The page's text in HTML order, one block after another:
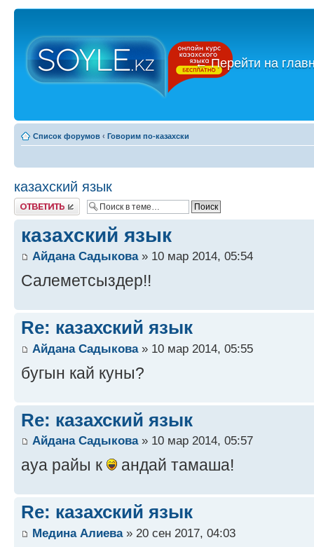
←Перейти на
Список форумов ‹ Говорим по-казахски
казахский язык
Ответить
казахский язык
Айдана Садыкова» 10 мар 2014, 05:54
Салеметсыздер!!
Re: казахский язык
Айдана Садыкова» 10 мар 2014, 05:55
бугын кай куны?
Re: казахский язык
Айдана Садыкова» 10 мар 2014, 05:57
ауа райы к андай тамаша!
Re: казахский язык
Медина Алиева» 20 сен 2017, 04:03